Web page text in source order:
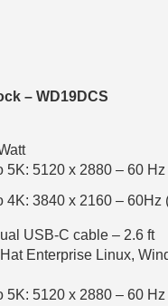
– WD19DCS
5K: 5120 x 2880 – 60
4K: 3840 x 2160 – 60Hz
USB-C cable – 2.6 ft
Enterprise Linux,
5K: 5120 x 2880 – 60